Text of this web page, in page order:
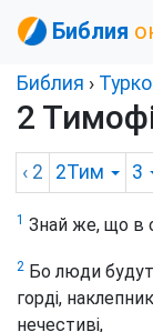
Библия
Библия ›
2
‹ 2 2Тим 3
1 Знай же, що в
2 Бо люди
горді,
нечестиві,